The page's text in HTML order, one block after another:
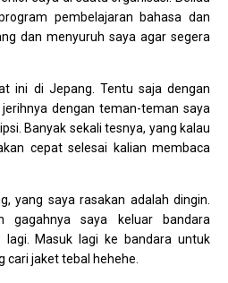
pembelajaran bahasa dan
dan menyuruh saya agar segera
ini di Jepang. Tentu saja dengan
dengan teman-teman saya
Banyak sekali tesnya, yang kalau
cepat selesai kalian membaca
yang saya rasakan adalah dingin.
gagahnya saya keluar bandara
Masuk lagi ke bandara untuk
cari jaket tebal hehehe.